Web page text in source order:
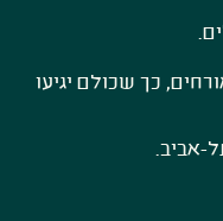
כך שכולם יגיעו
אביב.